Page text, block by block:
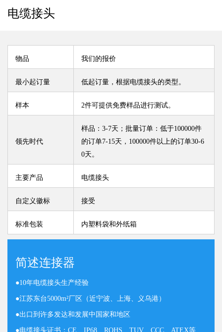
电缆接头
物品 我们的报价
最小起订量 低起订量，根据电缆接头的类型。
样本 2件可提供免费样品进行测试。
领先时代
样品：3-7天；批量订单：低于100000件
的订单7-15天，100000件以上的订单30-6
0天。
主要产品 电缆接头
自定义徽标 接受
标准包装 内塑料袋和外纸箱
简述连接器
●10年电缆接头生产经验
●江苏东台5000m²厂区（近宁波、上海、义乌港）
●出口到许多发达和发展中国家和地区
●电缆接头证书：CE、IP68、ROHS、TUV、CCC、ATEX等